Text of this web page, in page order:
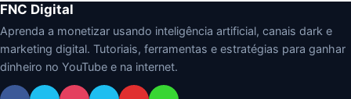
FNC Digital
Aprenda a monetizar usando inteligência artificial, canais dark e
marketing digital. Tutoriais, ferramentas e estratégias para ganhar
dinheiro no YouTube e na internet.